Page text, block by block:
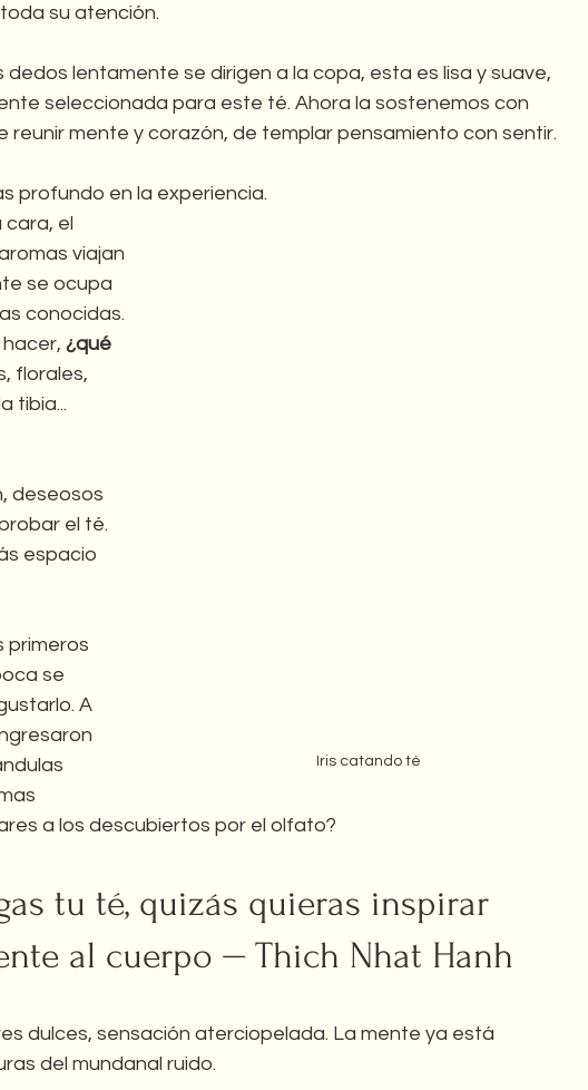
su atención.
dedos lentamente se dirigen a la copa, esta es lisa y suave,
seleccionada para este té. Ahora la sostenemos con
reunir mente y corazón, de templar pensamiento con sentir.
profundo en la experiencia.
Iris catando té
cara, el
viajan
se ocupa
conocidas.
¿qué
florales,
tibia...
deseosos
el té.
espacio
primeros
se
A
a los descubiertos por el olfato?
tu té, quizás quieras inspirar
al cuerpo ⏤ Thich Nhat Hanh
dulces, sensación aterciopelada. La mente ya está
del mundanal ruido.